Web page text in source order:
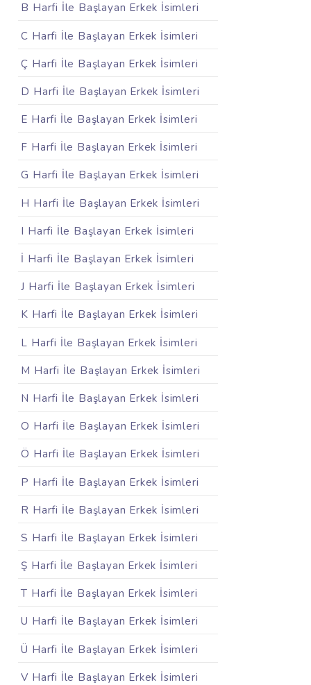
B Harfi İle Başlayan Erkek İsimleri
C Harfi İle Başlayan Erkek İsimleri
Ç Harfi İle Başlayan Erkek İsimleri
D Harfi İle Başlayan Erkek İsimleri
E Harfi İle Başlayan Erkek İsimleri
F Harfi İle Başlayan Erkek İsimleri
G Harfi İle Başlayan Erkek İsimleri
H Harfi İle Başlayan Erkek İsimleri
I Harfi İle Başlayan Erkek İsimleri
İ Harfi İle Başlayan Erkek İsimleri
J Harfi İle Başlayan Erkek İsimleri
K Harfi İle Başlayan Erkek İsimleri
L Harfi İle Başlayan Erkek İsimleri
M Harfi İle Başlayan Erkek İsimleri
N Harfi İle Başlayan Erkek İsimleri
O Harfi İle Başlayan Erkek İsimleri
Ö Harfi İle Başlayan Erkek İsimleri
P Harfi İle Başlayan Erkek İsimleri
R Harfi İle Başlayan Erkek İsimleri
S Harfi İle Başlayan Erkek İsimleri
Ş Harfi İle Başlayan Erkek İsimleri
T Harfi İle Başlayan Erkek İsimleri
U Harfi İle Başlayan Erkek İsimleri
Ü Harfi İle Başlayan Erkek İsimleri
V Harfi İle Başlayan Erkek İsimleri